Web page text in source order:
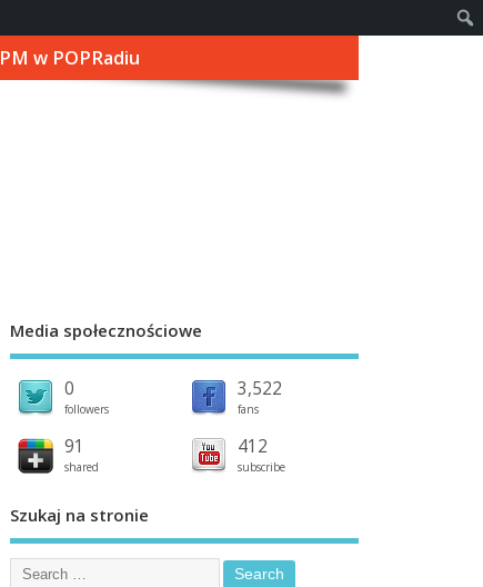
PM w POPRadiu
Media społecznościowe
0
followers
3,522
fans
91
shared
412
subscribe
Szukaj na stronie